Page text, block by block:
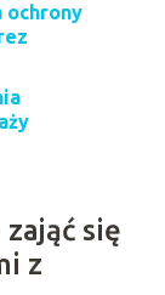
ochrony
się
z